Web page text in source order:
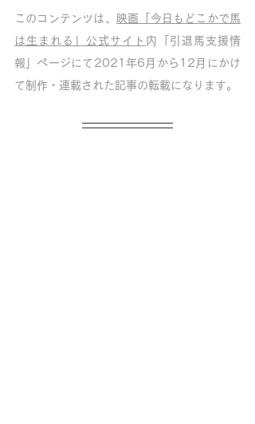
このコンテンツは、
映画「今日もどこかで馬
は生まれる」公式サイト 内「引退馬支援情
報」ページにて2021年6月から12月にかけ
て制作・連載された記事の転載になります。